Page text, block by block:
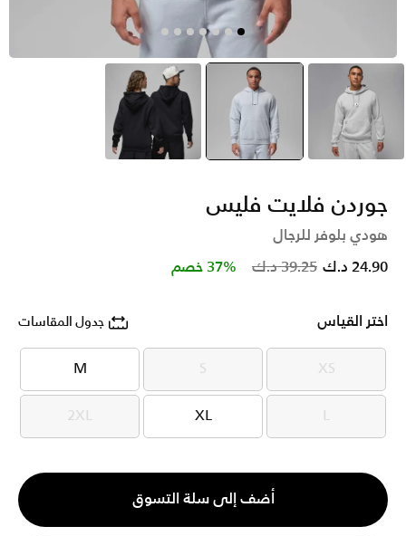
رمادي selected
أزرق أسود
جوردن فلايت فليس
هودي بلوفر للرجال
Price reduced from
39.25 د.ك to 24.90 د.ك 37% خصم
اختر القياس جدول المقاسات
XS
XS
S
S
M
M
L
L
XL
XL
2XL
2XL
الكمية
1
أضف إلى سلة التسوق